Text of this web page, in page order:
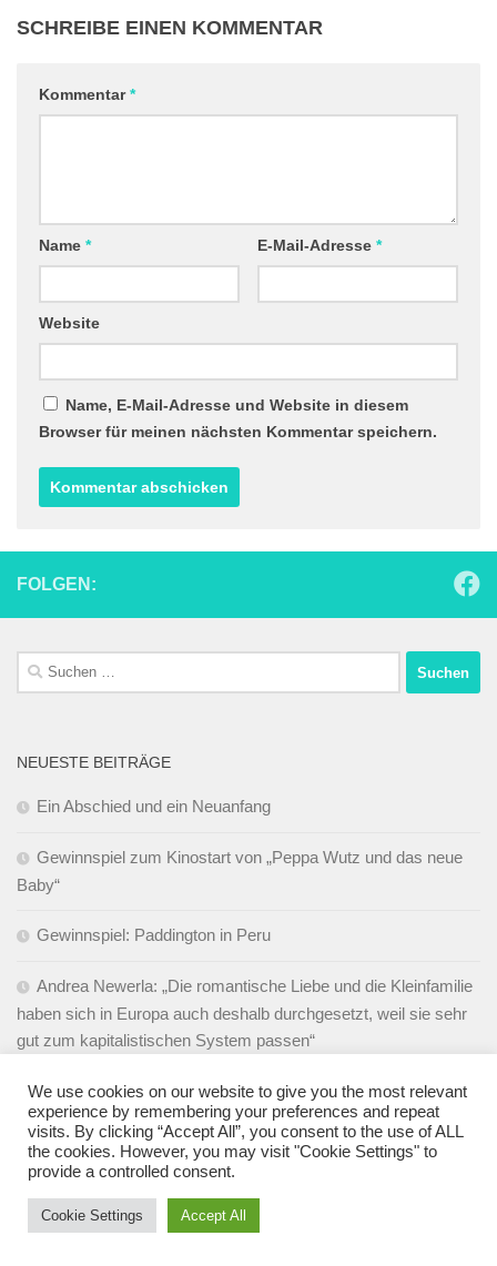
SCHREIBE EINEN KOMMENTAR
Kommentar*
Name * E-Mail-Adresse *
Website
Name, E-Mail-Adresse und Website in diesem
Browser für meinen nächsten Kommentar speichern.
FOLGEN:
Suchen
nach:
NEUESTE BEITRÄGE
Ein Abschied und ein Neuanfang
Gewinnspiel zum Kinostart von „Peppa Wutz und das neue
Baby“
Gewinnspiel: Paddington in Peru
Andrea Newerla: „Die romantische Liebe und die Kleinfamilie
haben sich in Europa auch deshalb durchgesetzt, weil sie sehr
gut zum kapitalistischen System passen“
Gedanken zum Muttertag
NEUESTE KOMMENTARE
StefaniezuSind Jungs-Mütter anders?
We use cookies on our website to give you the most relevant
experience by remembering your preferences and repeat
visits. By clicking “Accept All”, you consent to the use of ALL
the cookies. However, you may visit "Cookie Settings" to
provide a controlled consent.
Cookie Settings Accept All